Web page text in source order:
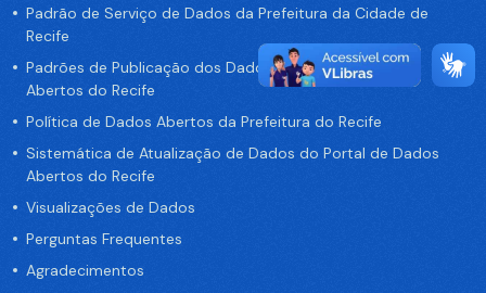
Padrão de Serviço de Dados da Prefeitura da Cidade de
Recife
Padrões de Publicação dos Dados no Portal de Dados
Abertos do Recife
Política de Dados Abertos da Prefeitura do Recife
Sistemática de Atualização de Dados do Portal de Dados
Abertos do Recife
Visualizações de Dados
Perguntas Frequentes
Agradecimentos